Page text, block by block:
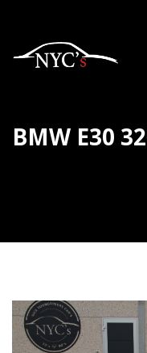
BMW E30